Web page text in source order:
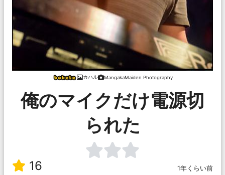
カハル MangakaMaiden Photography
俺のマイクだけ電源切
られた
16
1年くらい前